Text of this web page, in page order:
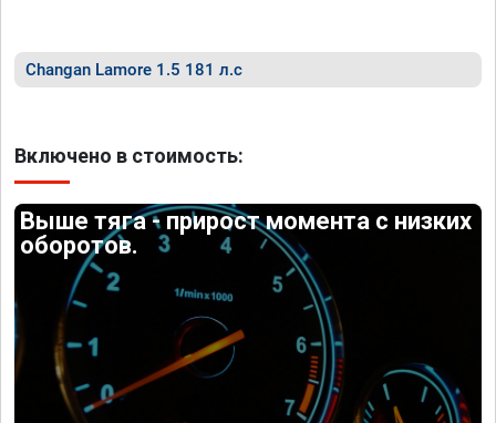
Changan Lamore 1.5 181 л.с
Включено в стоимость:
Выше тяга - прирост момента с низких
оборотов.